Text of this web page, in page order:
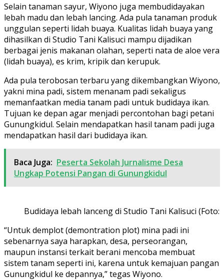
Selain tanaman sayur, Wiyono juga membudidayakan
lebah madu dan lebah lancing. Ada pula tanaman produk
unggulan seperti lidah buaya. Kualitas lidah buaya yang
dihasilkan di Studio Tani Kalisuci mampu dijadikan
berbagai jenis makanan olahan, seperti nata de aloe vera
(lidah buaya), es krim, kripik dan kerupuk.
Ada pula terobosan terbaru yang dikembangkan Wiyono,
yakni mina padi, sistem menanam padi sekaligus
memanfaatkan media tanam padi untuk budidaya ikan.
Tujuan ke depan agar menjadi percontohan bagi petani
Gunungkidul. Selain mendapatkan hasil tanam padi juga
mendapatkan hasil dari budidaya ikan.
Baca Juga: Peserta Sekolah Jurnalisme Desa
Ungkap Potensi Pangan di Gunungkidul
Budidaya lebah lanceng di Studio Tani Kalisuci (Foto:
“Untuk demplot (demontration plot) mina padi ini
sebenarnya saya harapkan, desa, perseorangan,
maupun instansi terkait berani mencoba membuat
sistem tanam seperti ini, karena untuk kemajuan pangan
Gunungkidul ke depannya,” tegas Wiyono.